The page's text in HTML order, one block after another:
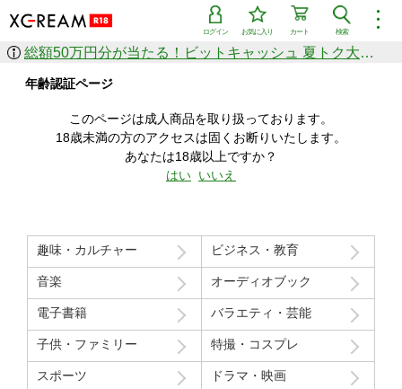
︙
検索
カート
お気に入り
ログイン
作品を探す
ジャンル
シリーズ
人気のセール中商品
新着セール中商品
すべての作品から探す
価格の安い順
価格の高い順
月間ランキング
年間ランキング
総額50万円分が当たる！ビットキャッシュ 夏トク大感謝祭
年齢認証ページ
このページは成人商品を取り扱っております。
18歳未満の方のアクセスは固くお断りいたします。
あなたは18歳以上ですか？
はい いいえ
趣味・カルチャー ビジネス・教育
音楽 オーディオブック
電子書籍 バラエティ・芸能
子供・ファミリー 特撮・コスプレ
スポーツ ドラマ・映画